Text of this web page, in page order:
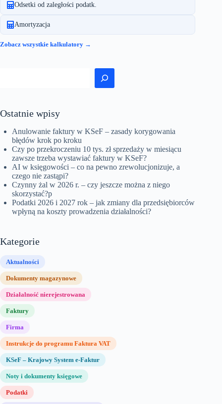
Odsetki od zaległości podatk.
Amortyzacja
Zobacz wszystkie kalkulatory →
Ostatnie wpisy
Anulowanie faktury w KSeF – zasady korygowania
błędów krok po kroku
Czy po przekroczeniu 10 tys. zł sprzedaży w miesiącu
zawsze trzeba wystawiać faktury w KSeF?
AI w księgowości – co na pewno zrewolucjonizuje, a
czego nie zastąpi?
Czynny żal w 2026 r. – czy jeszcze można z niego
skorzystać?p
Podatki 2026 i 2027 rok – jak zmiany dla przedsiębiorców
wpłyną na koszty prowadzenia działalności?
Kategorie
Aktualności
Dokumenty magazynowe
Działalność nierejestrowana
Faktury
Firma
Instrukcje do programu Faktura VAT
KSeF – Krajowy System e-Faktur
Noty i dokumenty księgowe
Podatki